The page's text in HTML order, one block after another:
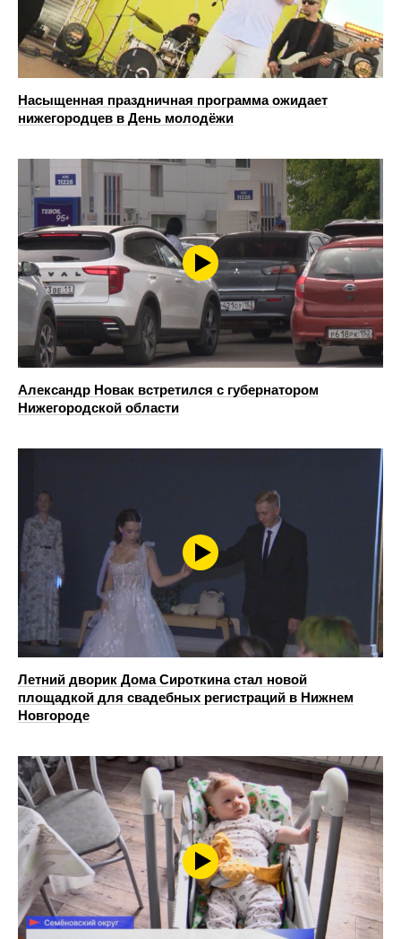
Насыщенная праздничная программа ожидает
нижегородцев в День молодёжи
Александр Новак встретился с губернатором
Нижегородской области
Летний дворик Дома Сироткина стал новой
площадкой для свадебных регистраций в Нижнем
Новгороде